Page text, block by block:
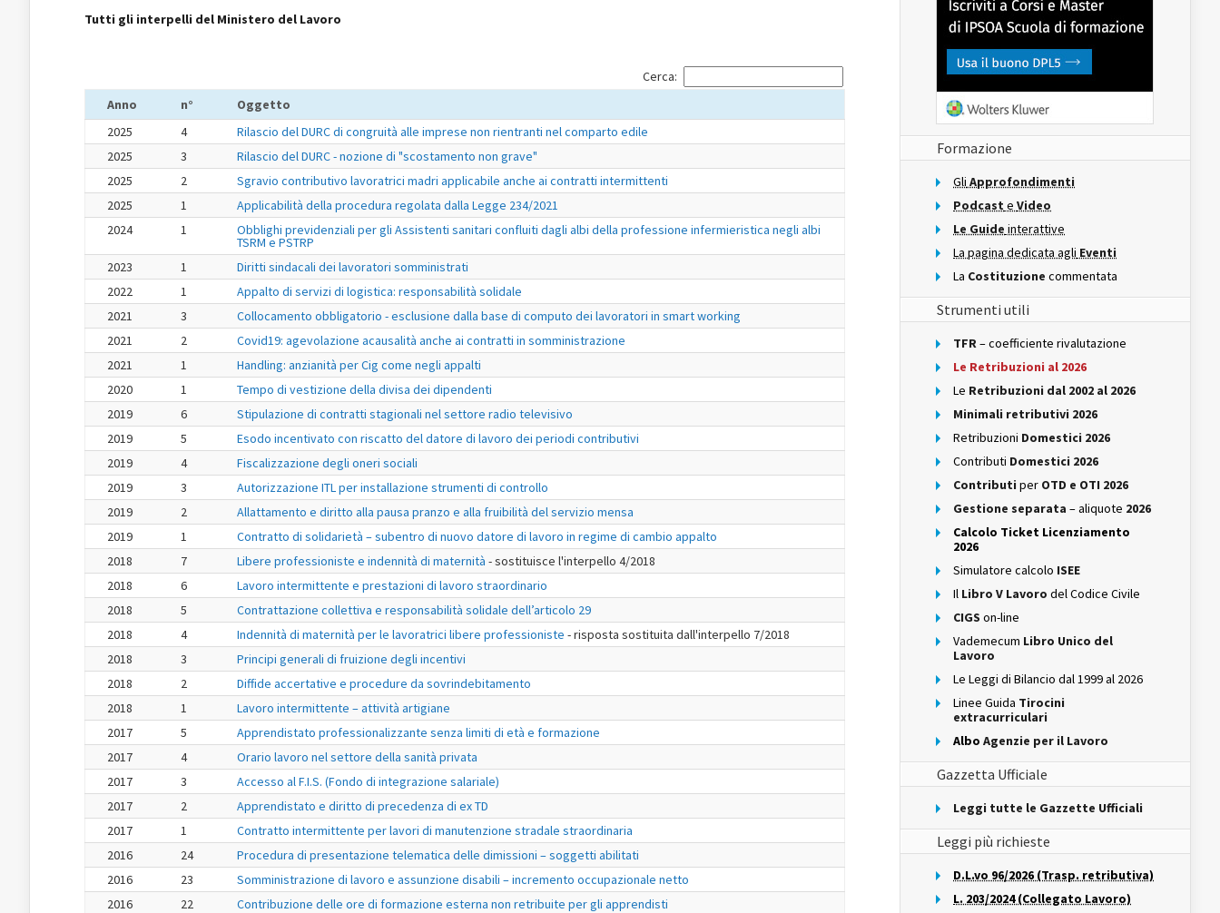
Tutti gli interpelli del Ministero del Lavoro
Cerca:
Anno
n°
Oggetto
2025
4
Rilascio del DURC di congruità alle imprese non rientranti nel comparto edile
2025
3
Rilascio del DURC - nozione di "scostamento non grave"
2025
2
Sgravio contributivo lavoratrici madri applicabile anche ai contratti intermittenti
2025
1
Applicabilità della procedura regolata dalla Legge 234/2021
2024
1 Obblighi previdenziali per gli Assistenti sanitari confluiti dagli albi della professione infermieristica negli albi
TSRM e PSTRP
2023
1
Diritti sindacali dei lavoratori somministrati
2022
1
Appalto di servizi di logistica: responsabilità solidale
2021
3
Collocamento obbligatorio - esclusione dalla base di computo dei lavoratori in smart working
2021
2
Covid19: agevolazione acausalità anche ai contratti in somministrazione
2021
1
Handling: anzianità per Cig come negli appalti
2020
1
Tempo di vestizione della divisa dei dipendenti
2019
6
Stipulazione di contratti stagionali nel settore radio televisivo
2019
5
Esodo incentivato con riscatto del datore di lavoro dei periodi contributivi
2019
4
Fiscalizzazione degli oneri sociali
2019
3
Autorizzazione ITL per installazione strumenti di controllo
2019
2
Allattamento e diritto alla pausa pranzo e alla fruibilità del servizio mensa
2019
1
Contratto di solidarietà – subentro di nuovo datore di lavoro in regime di cambio appalto
2018
7 Libere professioniste e indennità di maternità - sostituisce l'interpello 4/2018
2018
6
Lavoro intermittente e prestazioni di lavoro straordinario
2018
5
Contrattazione collettiva e responsabilità solidale dell’articolo 29
2018
4 Indennità di maternità per le lavoratrici libere professioniste - risposta sostituita dall'interpello 7/2018
2018
3
Principi generali di fruizione degli incentivi
2018
2
Diffide accertative e procedure da sovrindebitamento
2018
1
Lavoro intermittente – attività artigiane
2017
5
Apprendistato professionalizzante senza limiti di età e formazione
2017
4
Orario lavoro nel settore della sanità privata
2017
3
Accesso al F.I.S. (Fondo di integrazione salariale)
2017
2
Apprendistato e diritto di precedenza di ex TD
2017
1
Contratto intermittente per lavori di manutenzione stradale straordinaria
2016
24
Procedura di presentazione telematica delle dimissioni – soggetti abilitati
2016
23
Somministrazione di lavoro e assunzione disabili – incremento occupazionale netto
2016
22
Contribuzione delle ore di formazione esterna non retribuite per gli apprendisti
Formazione
Gli Approfondimenti
Podcast e Video
Le Guide interattive
La pagina dedicata agli Eventi
La Costituzione commentata
Strumenti utili
TFR– coefficiente rivalutazione
Le Retribuzioni al 2026
Le Retribuzioni dal 2002 al 2026
Minimali retributivi 2026
Retribuzioni Domestici 2026
Contributi Domestici 2026
Contributi per OTD e OTI 2026
Gestione separata – aliquote 2026
Calcolo Ticket Licenziamento
2026
Simulatore calcolo ISEE
Il Libro V Lavoro del Codice Civile
CIGS on-line
Vademecum Libro Unico del
Lavoro
Le Leggi di Bilancio dal 1999 al 2026
Linee Guida Tirocini
extracurriculari
Albo Agenzie per il Lavoro
Gazzetta Ufficiale
Leggi tutte le Gazzette Ufficiali
Leggi più richieste
D.L.vo 96/2026 (Trasp. retributiva)
L. 203/2024 (Collegato Lavoro)